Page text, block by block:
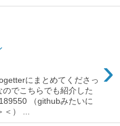
›
にまとめてくださっ
でこちらでも紹介した
（githubみたいに
） ...